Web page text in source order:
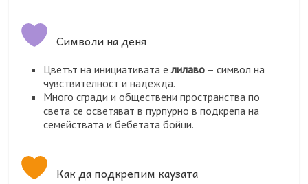
Символи на деня
Цветът на инициативата елилаво – символ на
чувствителност и надежда.
Много сгради и обществени пространства по
света се осветяват в пурпурно в подкрепа на
семействата и бебетата бойци.
Как да подкрепим каузата